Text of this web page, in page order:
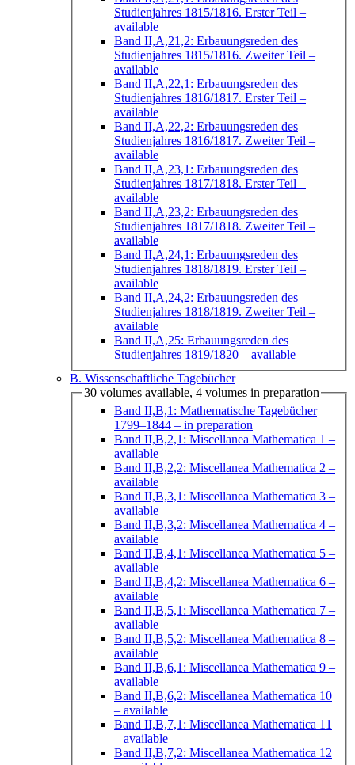
Studienjahres 1815/1816. Erster Teil –
available
Band II,A,21,2: Erbauungsreden des
Studienjahres 1815/1816. Zweiter Teil –
available
Band II,A,22,1: Erbauungsreden des
Studienjahres 1816/1817. Erster Teil –
available
Band II,A,22,2: Erbauungsreden des
Studienjahres 1816/1817. Zweiter Teil –
available
Band II,A,23,1: Erbauungsreden des
Studienjahres 1817/1818. Erster Teil –
available
Band II,A,23,2: Erbauungsreden des
Studienjahres 1817/1818. Zweiter Teil –
available
Band II,A,24,1: Erbauungsreden des
Studienjahres 1818/1819. Erster Teil –
available
Band II,A,24,2: Erbauungsreden des
Studienjahres 1818/1819. Zweiter Teil –
available
Band II,A,25: Erbauungsreden des
Studienjahres 1819/1820 – available
B. Wissenschaftliche Tagebücher
30 volumes available, 4 volumes in preparation
Band II,B,1: Mathematische Tagebücher
1799–1844 – in preparation
Band II,B,2,1: Miscellanea Mathematica 1 –
available
Band II,B,2,2: Miscellanea Mathematica 2 –
available
Band II,B,3,1: Miscellanea Mathematica 3 –
available
Band II,B,3,2: Miscellanea Mathematica 4 –
available
Band II,B,4,1: Miscellanea Mathematica 5 –
available
Band II,B,4,2: Miscellanea Mathematica 6 –
available
Band II,B,5,1: Miscellanea Mathematica 7 –
available
Band II,B,5,2: Miscellanea Mathematica 8 –
available
Band II,B,6,1: Miscellanea Mathematica 9 –
available
Band II,B,6,2: Miscellanea Mathematica 10
– available
Band II,B,7,1: Miscellanea Mathematica 11
– available
Band II,B,7,2: Miscellanea Mathematica 12